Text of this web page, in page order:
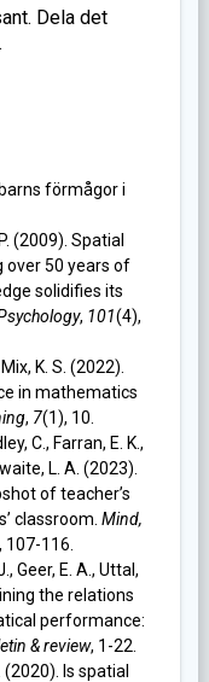
Dela det
förmågor i
(2009). Spatial
over 50 years of
solidifies its
, 101(4),
K. S. (2022).
in mathematics
, 7(1), 10.
C., Farran, E. K.,
L. A. (2023).
of teacher’s
classroom. Mind,
107-116.
Geer, E. A., Uttal,
the relations
performance:
& review, 1-22.
(2020). Is spatial